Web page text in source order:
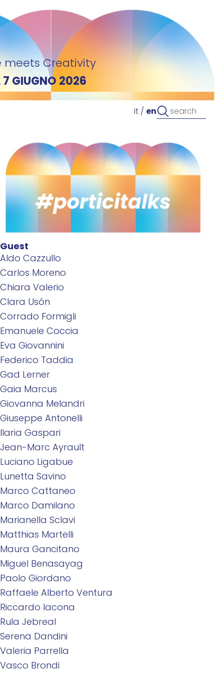
meets Creativity
7 GIUGNO 2026
it/ en
Guest
Aldo Cazzullo
Carlos Moreno
Chiara Valerio
Clara Usón
Corrado Formigli
Emanuele Coccia
Eva Giovannini
Federico Taddia
Gad Lerner
Gaia Marcus
Giovanna Melandri
Giuseppe Antonelli
Ilaria Gaspari
Jean-Marc Ayrault
Luciano Ligabue
Lunetta Savino
Marco Cattaneo
Marco Damilano
Marianella Sclavi
Matthias Martelli
Maura Gancitano
Miguel Benasayag
Paolo Giordano
Raffaele Alberto Ventura
Riccardo Iacona
Rula Jebreal
Serena Dandini
Valeria Parrella
Vasco Brondi